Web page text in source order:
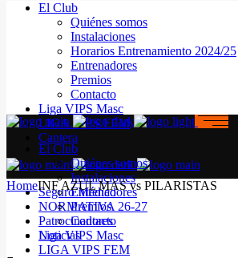
El Club
Quiénes somos
Instalaciones
Horarios Entrenamiento 2024/25
Entrenadores
Premios
Contacto
Liga VIPS Masc
LIGA VIPS FEM
Cantera
Seguro Médico
NORMATIVA 26-27
Patrocinadores
Noticias
El Club
Quiénes somos
Instalaciones
Entrenadores
Premios
Contacto
Liga VIPS Masc
LIGA VIPS FEM
HomeINF AZUL MAS vs PILARISTAS